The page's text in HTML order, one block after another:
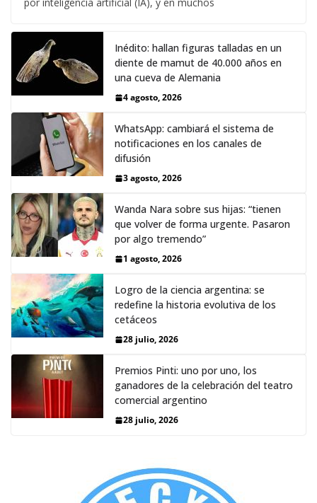
Inédito: hallan figuras talladas en un
diente de mamut de 40.000 años en
una cueva de Alemania
4 agosto, 2026
WhatsApp: cambiará el sistema de
notificaciones en los canales de
difusión
3 agosto, 2026
Wanda Nara sobre sus hijas: “tienen
que volver de forma urgente. Pasaron
por algo tremendo”
1 agosto, 2026
Logro de la ciencia argentina: se
redefine la historia evolutiva de los
cetáceos
28 julio, 2026
Premios Pinti: uno por uno, los
ganadores de la celebración del teatro
comercial argentino
28 julio, 2026